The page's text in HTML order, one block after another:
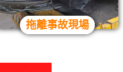
拖離事故現場